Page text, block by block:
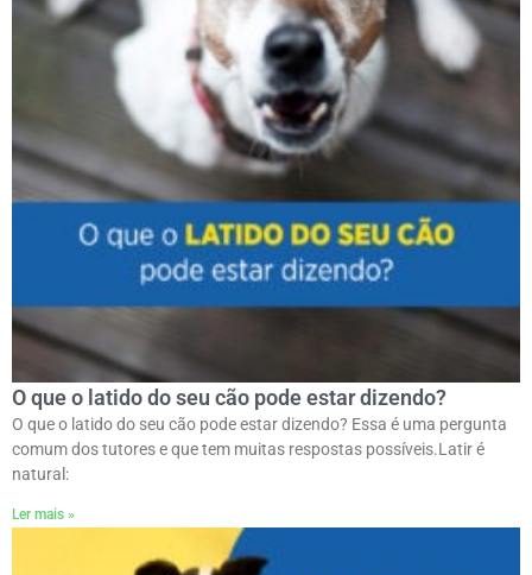
O que o latido do seu cão pode estar dizendo?
O que o latido do seu cão pode estar dizendo? Essa é uma pergunta
comum dos tutores e que tem muitas respostas possíveis.ㅤLatir é
natural:
Ler mais »